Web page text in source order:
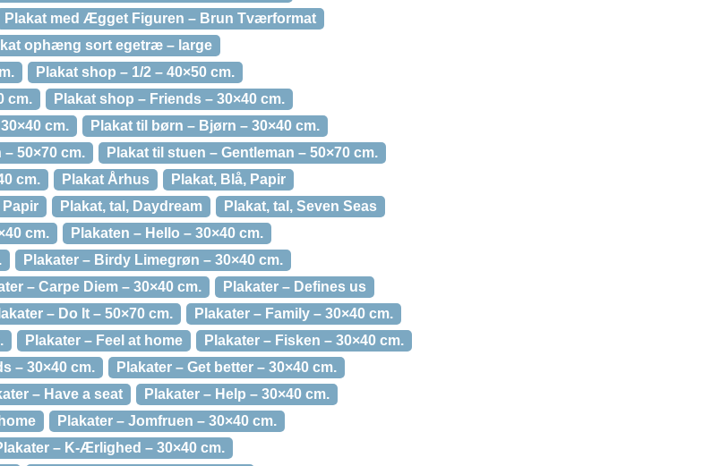
Plakat med Ægget Figuren – Brun Tværformat
ophæng sort egetræ – large
Plakat shop – 1/2 – 40×50 cm.
cm.
Plakat shop – Friends – 30×40 cm.
cm.
Plakat til børn – Bjørn – 30×40 cm.
50×70 cm.
Plakat til stuen – Gentleman – 50×70 cm.
cm.
Plakat Århus
Plakat, Blå, Papir
Papir Plakat, tal, Daydream
Plakat, tal, Seven Seas
cm.
Plakaten – Hello – 30×40 cm.
Plakater – Birdy Limegrøn – 30×40 cm.
– Carpe Diem – 30×40 cm.
Plakater – Defines us
– Do It – 50×70 cm.
Plakater – Family – 30×40 cm.
Plakater – Feel at home
Plakater – Fisken – 30×40 cm.
– 30×40 cm.
Plakater – Get better – 30×40 cm.
– Have a seat
Plakater – Help – 30×40 cm.
Plakater – Jomfruen – 30×40 cm.
– K-Ærlighed – 30×40 cm.